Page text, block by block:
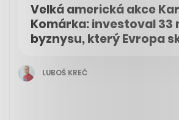
Velká americká akce
Komárka: investoval 33
byznysu, který Evropa
LUBOŠ KREČ